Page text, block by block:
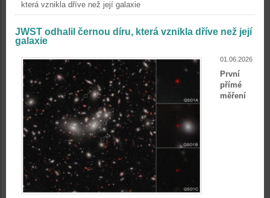
která vznikla dříve než její galaxie
JWST odhalil černou díru, která vznikla dříve než její
galaxie
01.06.2026
První
přímé
měření